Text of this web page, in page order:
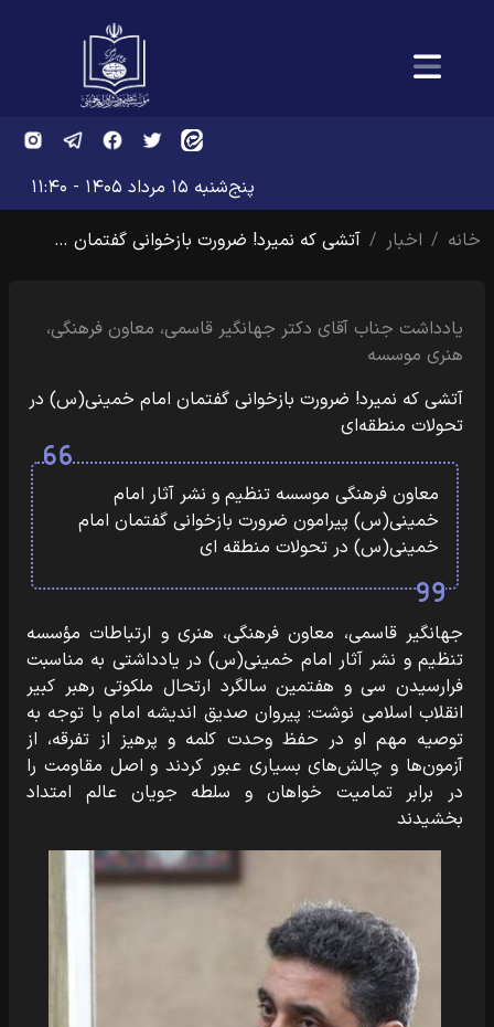
پنج‌شنبه ۱۵ مرداد ۱۴۰۵ - ۱۱:۴۰
خانه
اخبار آتشی که نمیرد! ضرورت بازخوانی گفتمان …
یادداشت جناب آقای دکتر جهانگیر قاسمی، معاون فرهنگی،
هنری موسسه
آتشی که نمیرد! ضرورت بازخوانی گفتمان امام خمینی(س) در
تحولات منطقه‌ای
معاون فرهنگی موسسه تنظیم و نشر آثار امام
خمینی(س) پیرامون ضرورت بازخوانی گفتمان امام
خمینی(س) در تحولات منطقه ای
جهانگیر قاسمی، معاون فرهنگی، هنری و ارتباطات مؤسسه
تنظیم و نشر آثار امام خمینی(س) در یادداشتی به مناسبت
فرارسیدن سی و هفتمین سالگرد ارتحال ملکوتی رهبر کبیر
انقلاب اسلامی نوشت: پیروان صدیق اندیشه امام با توجه به
توصیه مهم او در حفظ وحدت کلمه و پرهیز از تفرقه، از
آزمون‌ها و چالش‌های بسیاری عبور کردند و اصل مقاومت را
در برابر تمامیت خواهان و سلطه جویان عالم امتداد
بخشیدند